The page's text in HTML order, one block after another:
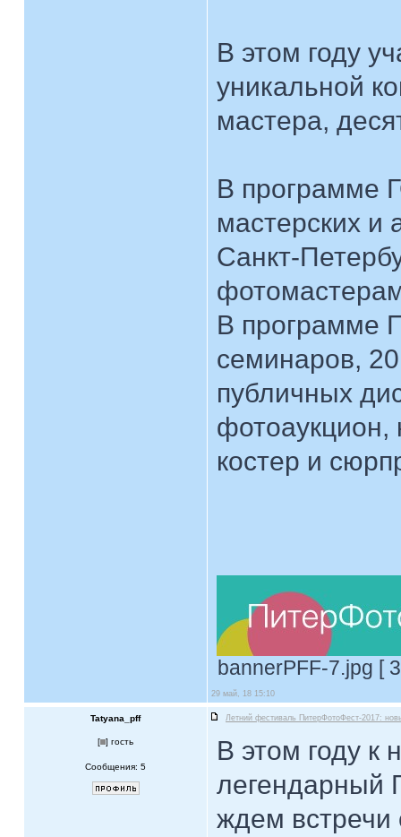
В этом году
уникальной
мастера,
В программе
мастерских и
Санкт-
В программе
семинаров,
публичных
фотоаукцион,
костер и
bannerPFF-7.jpg [
29 май, 18 15:10
Tatyana_pff Летний фестиваль ПитерФотоФест-2017:
[ ] гость
Сообщения: 5
В этом году к
легендарный
ждем встречи